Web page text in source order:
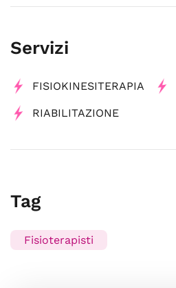
Servizi
FISIOKINESITERAPIA
RIABILITAZIONE
Tag
Fisioterapisti